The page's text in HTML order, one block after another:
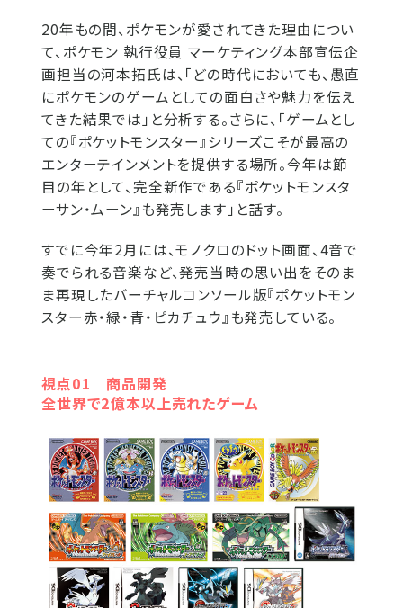
20年もの間、ポケモンが愛されてきた理由につい
て、ポケモン 執行役員 マーケティング本部宣伝企
画担当の河本拓氏は、「どの時代においても、愚直
にポケモンのゲームとしての面白さや魅力を伝え
てきた結果では」と分析する。さらに、「ゲームとし
ての『ポケットモンスター』シリーズこそが最高の
エンターテインメントを提供する場所。今年は節
目の年として、完全新作である『ポケットモンスタ
ーサン・ムーン』も発売します」と話す。
すでに今年2月には、モノクロのドット画面、4音で
奏でられる音楽など、発売当時の思い出をそのま
ま再現したバーチャルコンソール版『ポケットモン
スター赤・緑・青・ピカチュウ』も発売している。
視点01 商品開発
全世界で2億本以上売れたゲーム